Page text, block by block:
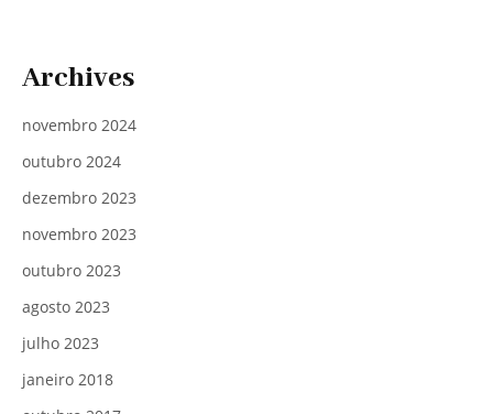
Archives
novembro 2024
outubro 2024
dezembro 2023
novembro 2023
outubro 2023
agosto 2023
julho 2023
janeiro 2018